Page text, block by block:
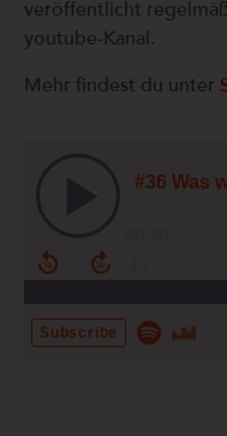
veröffentlicht
youtube-Kanal.
Mehr findest du unter